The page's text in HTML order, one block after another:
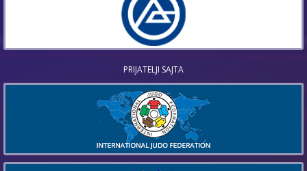
PRIJATELJI SAJTA